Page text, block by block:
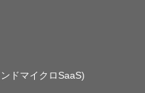
ドマイクロSaaS)